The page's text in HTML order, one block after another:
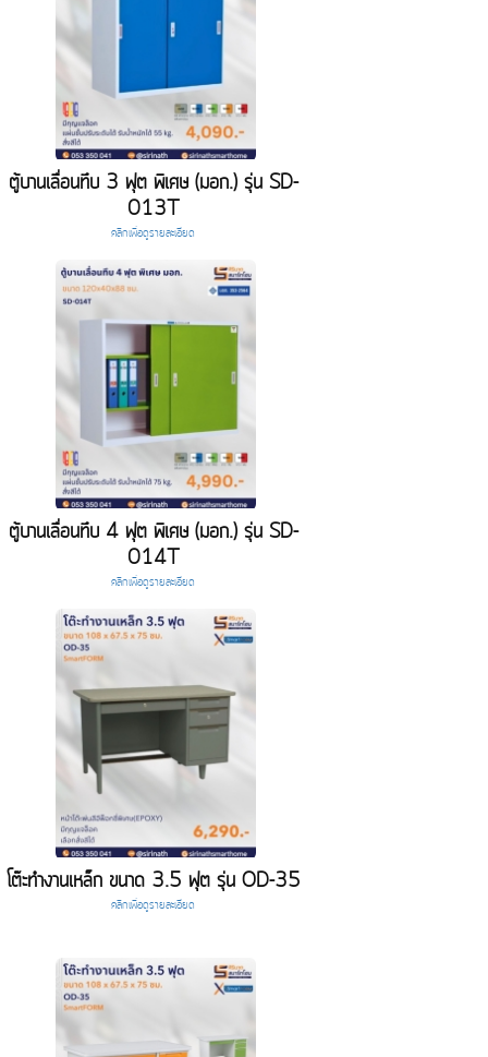
ตู้บานเลื่อนทึบ 3 ฟุต พิเศษ (มอก.) รุ่น SD-
013T
คลิกเพื่อดูรายละเอียด
ตู้บานเลื่อนทึบ 4 ฟุต พิเศษ (มอก.) รุ่น SD-
014T
คลิกเพื่อดูรายละเอียด
โต๊ะทำงานเหล็ก ขนาด 3.5 ฟุต รุ่น OD-35
คลิกเพื่อดูรายละเอียด